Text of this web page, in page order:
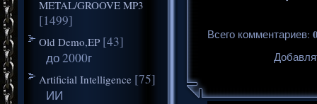
METAL/GROOVE MP3
[1499]
Old Demo,EP [43]
до 2000г
Artificial Intelligence [75]
ИИ
Всего комментариев: 0